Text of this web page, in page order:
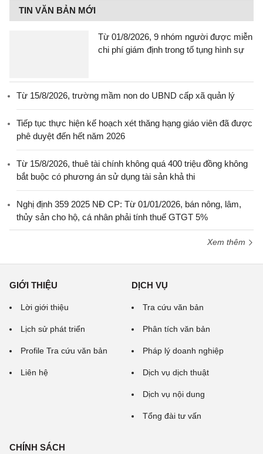
TIN VĂN BẢN MỚI
Từ 01/8/2026, 9 nhóm người được miễn
chi phí giám định trong tố tụng hình sự
Từ 15/8/2026, trường mầm non do UBND cấp xã quản lý
Tiếp tục thực hiện kế hoạch xét thăng hạng giáo viên đã được
phê duyệt đến hết năm 2026
Từ 15/8/2026, thuê tài chính không quá 400 triệu đồng không
bắt buộc có phương án sử dụng tài sản khả thi
Nghị định 359 2025 NĐ CP: Từ 01/01/2026, bán nông, lâm,
thủy sản cho hộ, cá nhân phải tính thuế GTGT 5%
Xem thêm
GIỚI THIỆU
Lời giới thiệu
Lịch sử phát triển
Profile Tra cứu văn bản
Liên hệ
DỊCH VỤ
Tra cứu văn bản
Phân tích văn bản
Pháp lý doanh nghiệp
Dịch vụ dịch thuật
Dịch vụ nội dung
Tổng đài tư vấn
CHÍNH SÁCH